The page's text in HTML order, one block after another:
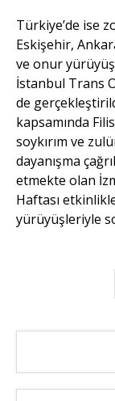
Türkiye’de ise
Eskişehir,
ve onur
İstanbul Trans
de
kapsamında
soykırım ve
dayanışma
etmekte olan
Haftası
yürüyüşleriyle